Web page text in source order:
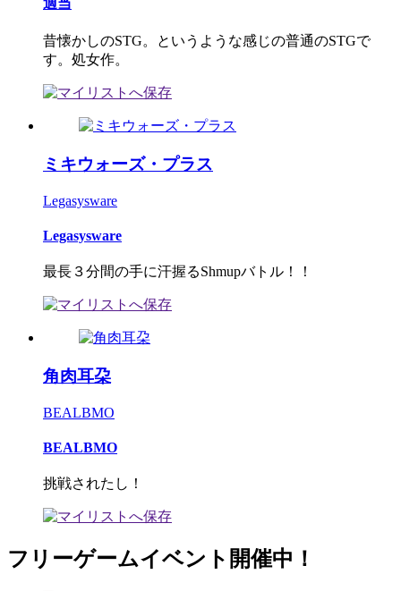
適当
昔懐かしのSTG。というような感じの普通のSTGで
す。処女作。
ミキウォーズ・プラス
Legasysware
Legasysware
最長３分間の手に汗握るShmupバトル！！
角肉耳朶
BEALBMO
BEALBMO
挑戦されたし！
フリーゲームイベント開催中！